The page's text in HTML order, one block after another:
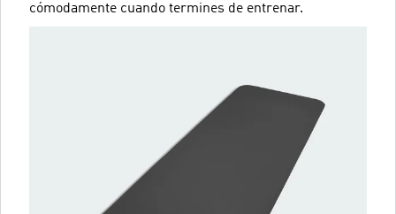
cómodamente cuando termines de entrenar.